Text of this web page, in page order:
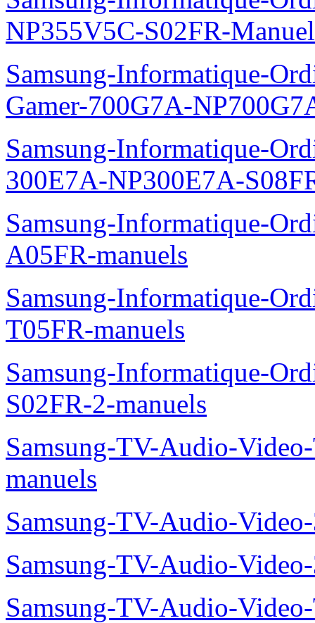
NP355V5C-S02FR-
Samsung-Informatique-
Gamer-700G7A-
Samsung-Informatique-
300E7A-NP300E7A-
Samsung-Informatique-
A05FR-manuels
Samsung-Informatique-
T05FR-manuels
Samsung-Informatique-
S02FR-2-manuels
Samsung-TV-Audio-
manuels
Samsung-TV-Audio-
Samsung-TV-Audio-
Samsung-TV-Audio-